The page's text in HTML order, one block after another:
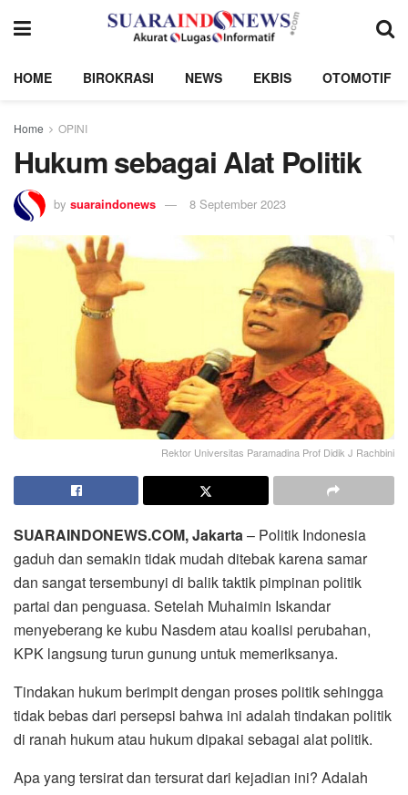
HOME BIROKRASI NEWS EKBIS OTOMOTIF
Home OPINI
Hukum sebagai Alat Politik
by suaraindonews 8 September 2023
Rektor Universitas Paramadina Prof Didik J Rachbini
SUARAINDONEWS.COM, Jakarta– Politik Indonesia
gaduh dan semakin tidak mudah ditebak karena samar
dan sangat tersembunyi di balik taktik pimpinan politik
partai dan penguasa. Setelah Muhaimin Iskandar
menyeberang ke kubu Nasdem atau koalisi perubahan,
KPK langsung turun gunung untuk memeriksanya.
Tindakan hukum berimpit dengan proses politik sehingga
tidak bebas dari persepsi bahwa ini adalah tindakan politik
di ranah hukum atau hukum dipakai sebagai alat politik.
Apa yang tersirat dan tersurat dari kejadian ini? Adalah